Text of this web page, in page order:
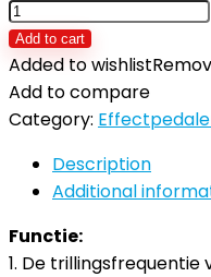
Add to cart
Added to wishlist
Add to compare
Category:
Description
Additional
Functie:
1. De trillingsfrequentie